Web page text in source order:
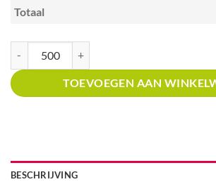
Totaal
TOEVOEGEN AAN
BESCHRIJVING